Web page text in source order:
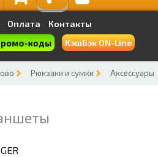
Оплата
Контакты
коды КэшБэк ON-Line
Рюкзаки и сумки Аксессуары